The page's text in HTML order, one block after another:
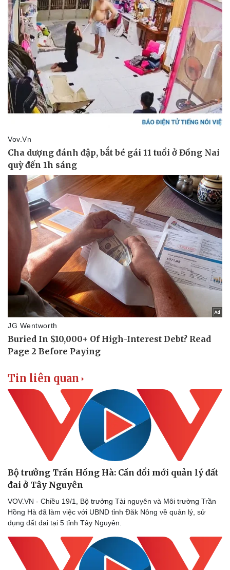
Thể thao
Bóng đá
Lịch thi đấu bóng đá
Thế giới thể thao
eSports
Hậu trường
Xe máy
Tư vấn
Tin liên quan
Bộ trưởng Trần Hồng Hà: Cần đổi mới quản lý đất
đai ở Tây Nguyên
VOV.VN - Chiều 19/1, Bộ trưởng Tài nguyên và Môi trường Trần
Hồng Hà đã làm việc với UBND tỉnh Đăk Nông về quản lý, sử
dụng đất đai tại 5 tỉnh Tây Nguyên.